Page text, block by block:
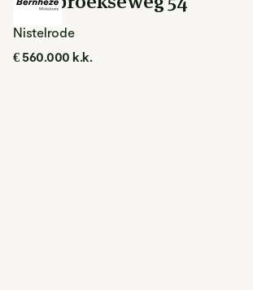
Nistelrode
€ 560.000 k.k.